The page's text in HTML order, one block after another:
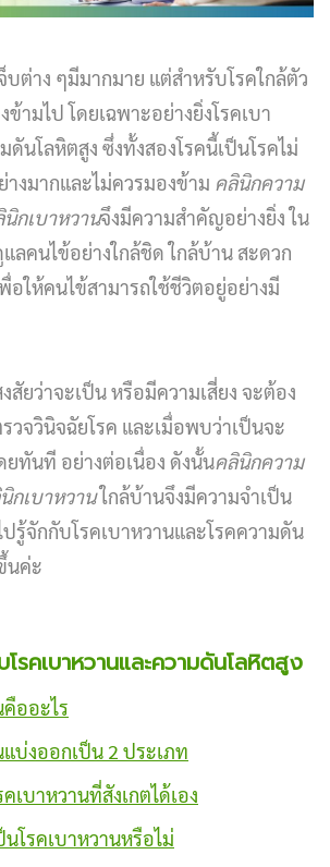
บต่าง ๆมีมากมาย แต่สำหรับโรคใกล้ตัว
ามไป โดยเฉพาะอย่างยิ่งโรคเบา
ดันโลหิตสูง ซึ่งทั้งสองโรคนี้เป็นโรคไม่
งมากและไม่ควรมองข้าม คลินิกความ
นิกเบาหวานจึงมีความสำคัญอย่างยิ่ง ใน
ลคนไข้อย่างใกล้ชิด ใกล้บ้าน สะดวก
อให้คนไข้สามารถใช้ชีวิตอยู่อย่างมี
สัยว่าจะเป็น หรือมีความเสี่ยง จะต้อง
วจวินิจฉัยโรค และเมื่อพบว่าเป็นจะ
ยทันที อย่างต่อเนื่อง ดังนั้นคลินิกความ
กเบาหวานใกล้บ้านจึงมีความจำเป็น
ปรู้จักกับโรคเบาหวานและโรคความดัน
นค่ะ
โรคเบาหวานและความดันโลหิตสูง
ออะไร
แบ่งออกเป็น 2 ประเภท
เบาหวานที่สังเกตได้เอง
นโรคเบาหวานหรือไม่